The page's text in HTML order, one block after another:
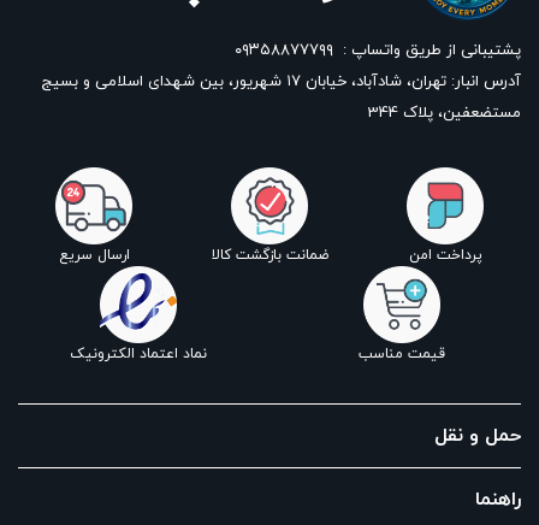
پشتیبانی از طریق واتساپ : ۰۹۳۵۸۸۷۷۷۹۹
آدرس انبار: تهران، شادآباد، خیابان ١٧ شهریور، بین شهدای اسلامی و بسیج
مستضعفین، پلاک 344
پرداخت امن ضمانت بازگشت کالا ارسال سریع
قیمت مناسب نماد اعتماد الکترونیک
حمل و نقل
راهنما